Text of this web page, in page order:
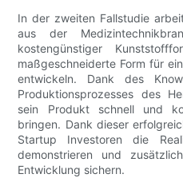
In der zweiten Fallstudie
aus der
kostengünstiger
maßgeschneiderte Form für
entwickeln. Dank des
Produktionsprozesses des
sein Produkt schnell und
bringen. Dank dieser
Startup Investoren die
demonstrieren und
Entwicklung sichern.